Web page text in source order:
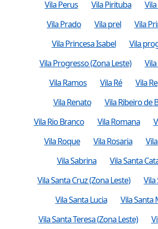
Vila Perus
Vila Pirituba
Vila Prado
Vila prel
Vila
Vila Princesa Isabel
Vila
Vila Progresso (Zona Leste)
Vila Ramos
Vila Ré
Vila
Vila Renato
Vila Ribeiro de
Vila Rio Branco
Vila Romana
Vila Roque
Vila Rosaria
Vila Sabrina
Vila Santa
Vila Santa Cruz (Zona Leste)
Vila
Vila Santa Lucia
Vila Santa
Vila Santa Teresa (Zona Leste)